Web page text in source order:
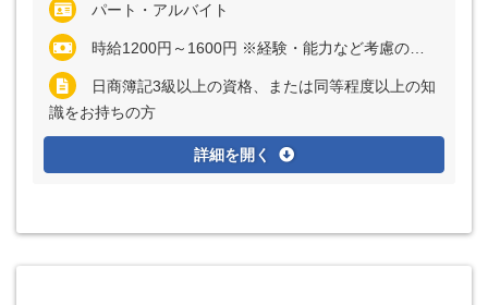
パート・アルバイト
時給1200円～1600円 ※経験・能力など考慮の上、決定いたします ※残業代は全額支給
日商簿記3級以上の資格、または同等程度以上の知
識をお持ちの方
詳細を開く